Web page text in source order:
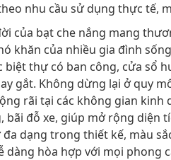
nhu cầu sử dụng thực tế,
của bạt che nắng mang
khăn của nhiều gia đình
biệt thự có ban công, cửa sổ
gắt. Không dừng lại ở quy
rãi tại các không gian kinh
bãi đỗ xe, giúp mở rộng diện
đa dạng trong thiết kế, màu
dàng hòa hợp với mọi phong